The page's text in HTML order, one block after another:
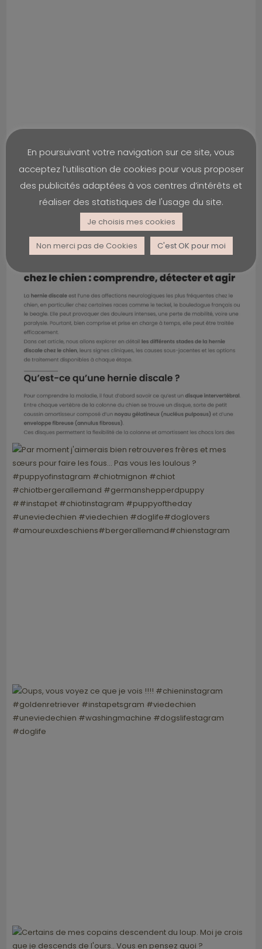
En poursuivant votre navigation sur ce site, vous
acceptez l’utilisation de cookies pour vous proposer
des publicités adaptées à vos centres d’intérêts et
réaliser des statistiques de l'usage du site.
Je choisis mes cookies
Non merci pas de Cookies C'est OK pour moi